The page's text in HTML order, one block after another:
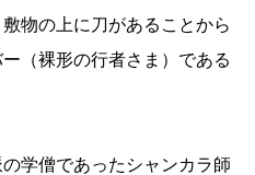
物の上に刀があることから
（裸形の行者さま）である
学僧であったシャンカラ師